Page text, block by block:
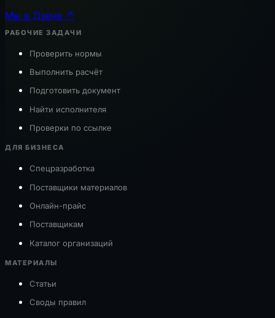
Мы в Дзене ↗
РАБОЧИЕ ЗАДАЧИ
Проверить нормы
Выполнить расчёт
Подготовить документ
Найти исполнителя
Проверки по ссылке
ДЛЯ БИЗНЕСА
Спецразработка
Поставщики материалов
Онлайн-прайс
Поставщикам
Каталог организаций
МАТЕРИАЛЫ
Статьи
Своды правил